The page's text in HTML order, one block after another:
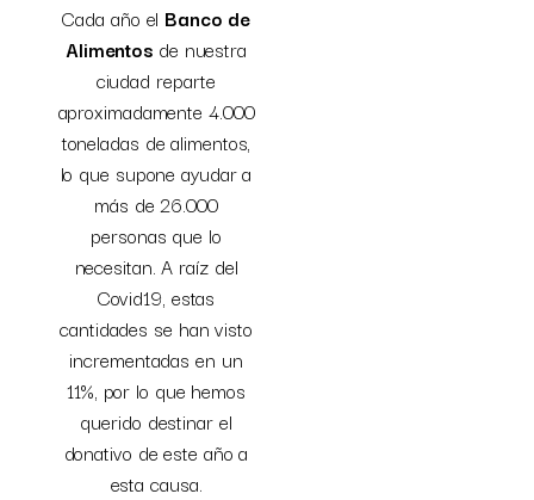
Cada año el Banco de
Alimentos de nuestra
ciudad reparte
aproximadamente 4.000
toneladas de alimentos,
lo que supone ayudar a
más de 26.000
personas que lo
necesitan. A raíz del
Covid19, estas
cantidades se han visto
incrementadas en un
11%, por lo que hemos
querido destinar el
donativo de este año a
esta causa.